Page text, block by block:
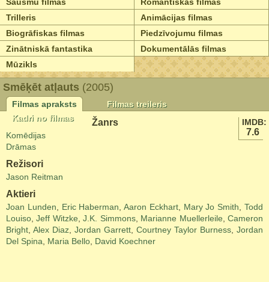
Trilleris
Animācijas filmas
Biogrāfiskas filmas
Piedzīvojumu filmas
Zinātniskā fantastika
Dokumentālās filmas
Mūzikls
Smēķēt atļauts (2005)
Filmas apraksts
Filmas treileris
Kadri no filmas
IMDB:
7.6
Žanrs
Komēdijas
Drāmas
Režisori
Jason Reitman
Aktieri
Joan Lunden Eric Haberman ,Aaron Eckhart, Mary Jo Smith ,Todd
Louiso ,Jeff Witzke ,J.K. Simmons, Marianne Muellerleile ,Cameron
Bright Alex Diaz Jordan Garrett Courtney Taylor Burness Jordan
Del Spina
Maria Bello David Koechner